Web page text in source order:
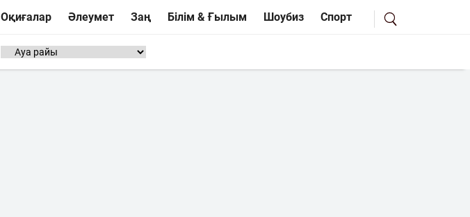
Оқиғалар Әлеумет Заң Білім & Ғылым Шоубиз Спорт